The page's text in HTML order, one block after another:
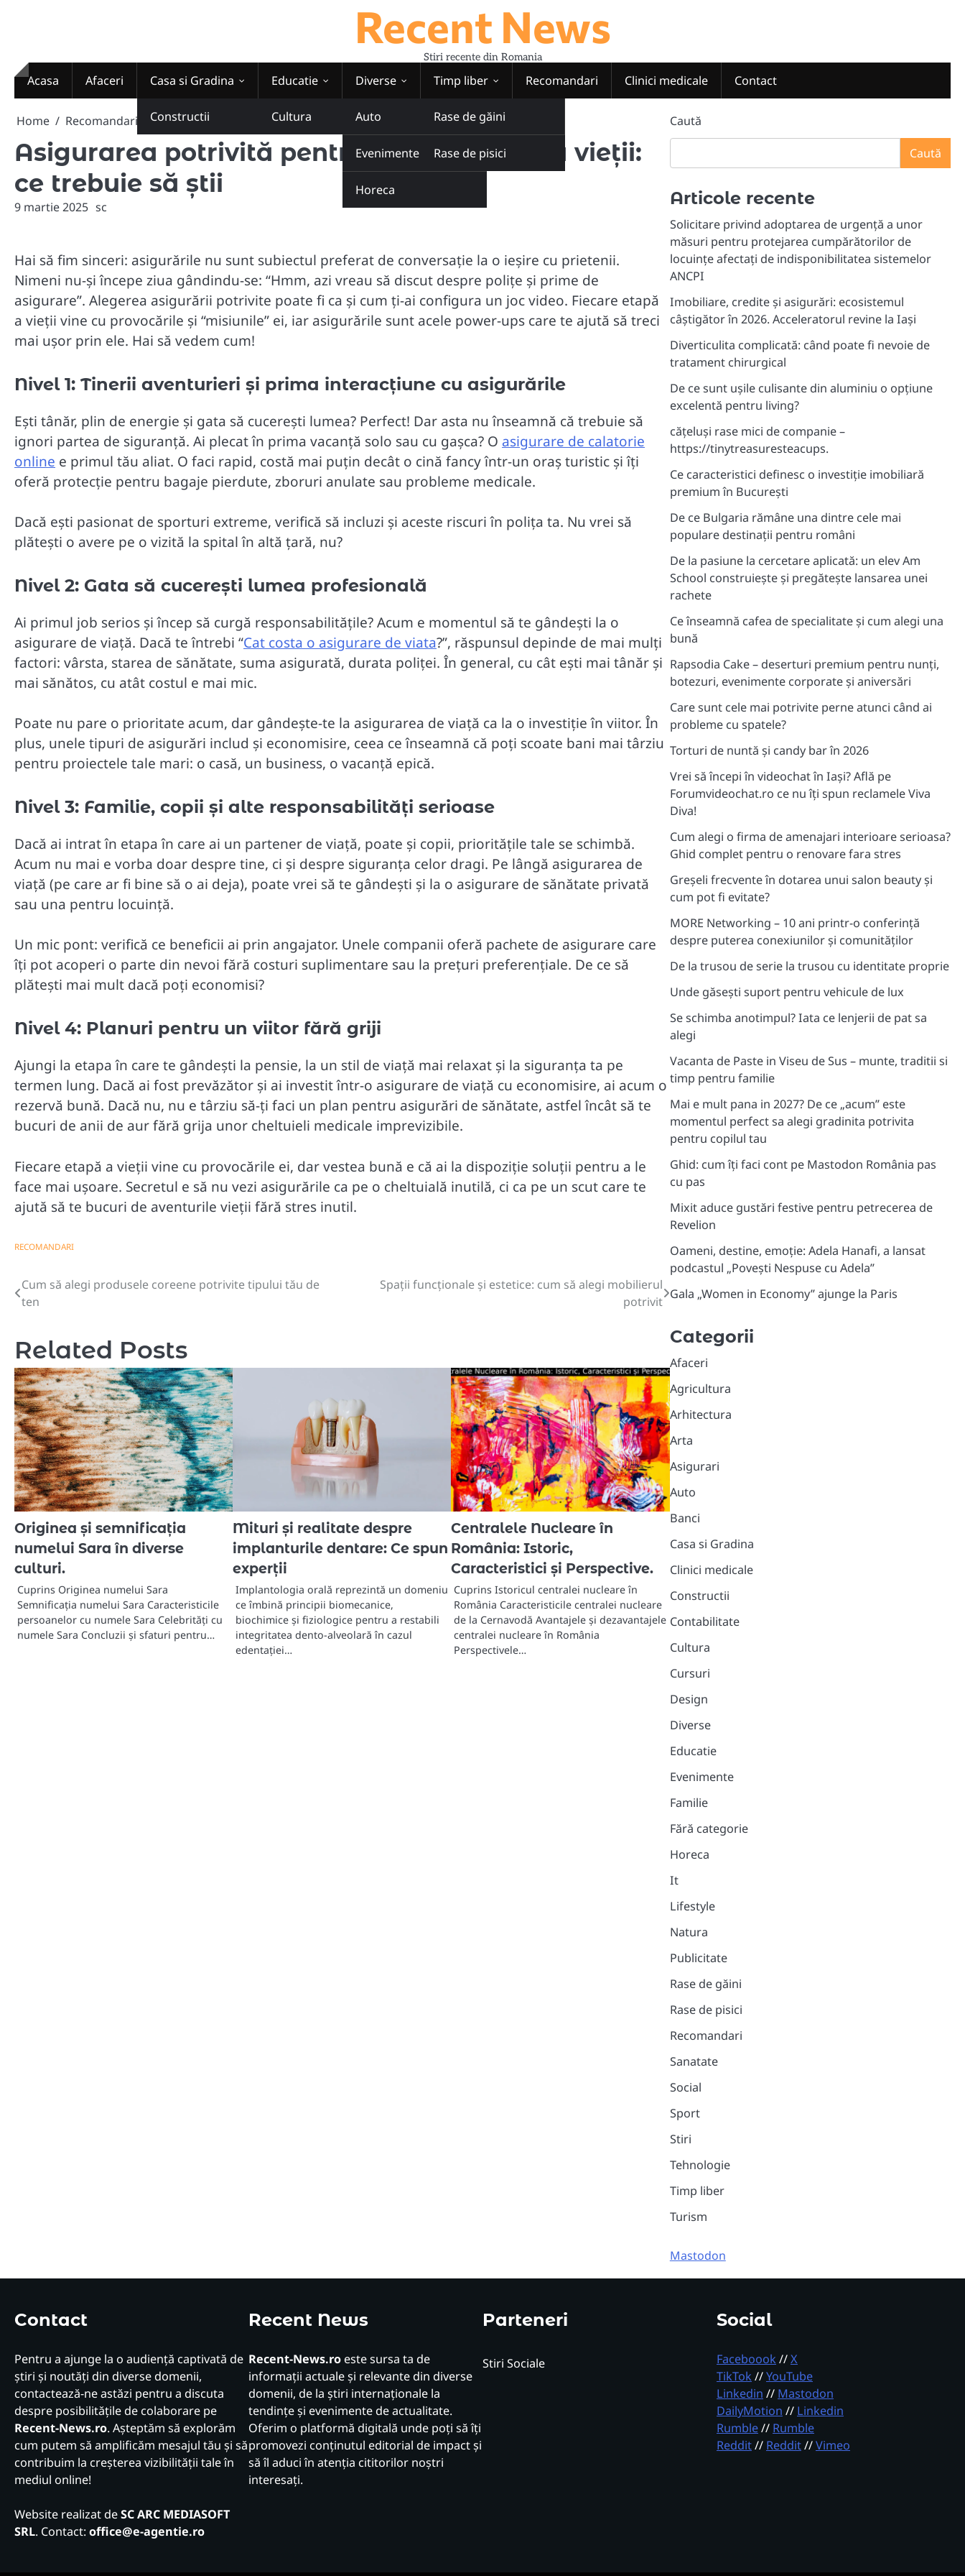
Recent News
Stiri recente din Romania
Acasa Afaceri Casa si Gradina
Constructii
Educatie
Cultura
Diverse
Auto
Evenimente
Horeca
Timp liber
Rase de găini
Rase de pisici
Recomandari Clinici medicale Contact
Home Recomandari Asigurarea potrivită pentru fiecare etapă a vieții: ce trebuie să știi
Asigurarea potrivită pentru fiecare etapă a vieții:
ce trebuie să știi
9 martie 2025 sc
Hai să fim sinceri: asigurările nu sunt subiectul preferat de conversație la o ieșire cu prietenii.
Nimeni nu-și începe ziua gândindu-se: “Hmm, azi vreau să discut despre polițe și prime de
asigurare”. Alegerea asigurării potrivite poate fi ca și cum ți-ai configura un joc video. Fiecare etapă
a vieții vine cu provocările și “misiunile” ei, iar asigurările sunt acele power-ups care te ajută să treci
mai ușor prin ele. Hai să vedem cum!
Nivel 1: Tinerii aventurieri și prima interacțiune cu asigurările
Ești tânăr, plin de energie și gata să cucerești lumea? Perfect! Dar asta nu înseamnă că trebuie să
ignori partea de siguranță. Ai plecat în prima vacanță solo sau cu gașca? O asigurare de calatorie
online e primul tău aliat. O faci rapid, costă mai puțin decât o cină fancy într-un oraș turistic și îți
oferă protecție pentru bagaje pierdute, zboruri anulate sau probleme medicale.
Dacă ești pasionat de sporturi extreme, verifică să incluzi și aceste riscuri în polița ta. Nu vrei să
plătești o avere pe o vizită la spital în altă țară, nu?
Nivel 2: Gata să cucerești lumea profesională
Ai primul job serios și încep să curgă responsabilitățile? Acum e momentul să te gândești la o
asigurare de viață. Dacă te întrebi “Cat costa o asigurare de viata?”, răspunsul depinde de mai mulți
factori: vârsta, starea de sănătate, suma asigurată, durata poliței. În general, cu cât ești mai tânăr și
mai sănătos, cu atât costul e mai mic.
Poate nu pare o prioritate acum, dar gândește-te la asigurarea de viață ca la o investiție în viitor. În
plus, unele tipuri de asigurări includ și economisire, ceea ce înseamnă că poți scoate bani mai târziu
pentru proiectele tale mari: o casă, un business, o vacanță epică.
Nivel 3: Familie, copii și alte responsabilități serioase
Dacă ai intrat în etapa în care ai un partener de viață, poate și copii, prioritățile tale se schimbă.
Acum nu mai e vorba doar despre tine, ci și despre siguranța celor dragi. Pe lângă asigurarea de
viață (pe care ar fi bine să o ai deja), poate vrei să te gândești și la o asigurare de sănătate privată
sau una pentru locuință.
Un mic pont: verifică ce beneficii ai prin angajator. Unele companii oferă pachete de asigurare care
îți pot acoperi o parte din nevoi fără costuri suplimentare sau la prețuri preferențiale. De ce să
plătești mai mult dacă poți economisi?
Nivel 4: Planuri pentru un viitor fără griji
Ajungi la etapa în care te gândești la pensie, la un stil de viață mai relaxat și la siguranța ta pe
termen lung. Dacă ai fost prevăzător și ai investit într-o asigurare de viață cu economisire, ai acum o
rezervă bună. Dacă nu, nu e târziu să-ți faci un plan pentru asigurări de sănătate, astfel încât să te
bucuri de anii de aur fără grija unor cheltuieli medicale imprevizibile.
Fiecare etapă a vieții vine cu provocările ei, dar vestea bună e că ai la dispoziție soluții pentru a le
face mai ușoare. Secretul e să nu vezi asigurările ca pe o cheltuială inutilă, ci ca pe un scut care te
ajută să te bucuri de aventurile vieții fără stres inutil.
RECOMANDARI
Navigare
articole
Cum să alegi produsele coreene potrivite tipului tău de
ten
Spații funcționale și estetice: cum să alegi mobilierul
potrivit
Related Posts
Originea și semnificația
numelui Sara în diverse
culturi.
Cuprins Originea numelui Sara
Semnificația numelui Sara Caracteristicile
persoanelor cu numele Sara Celebrități cu
numele Sara Concluzii și sfaturi pentru…
Mituri și realitate despre
implanturile dentare: Ce spun
experții
Implantologia orală reprezintă un domeniu
ce îmbină principii biomecanice,
biochimice și fiziologice pentru a restabili
integritatea dento-alveolară în cazul
edentației…
Centralele Nucleare în
România: Istoric,
Caracteristici și Perspective.
Cuprins Istoricul centralei nucleare în
România Caracteristicile centralei nucleare
de la Cernavodă Avantajele și dezavantajele
centralei nucleare în România
Perspectivele…
Caută
Caută
Articole recente
Solicitare privind adoptarea de urgență a unor
măsuri pentru protejarea cumpărătorilor de
locuințe afectați de indisponibilitatea sistemelor
ANCPI
Imobiliare, credite și asigurări: ecosistemul
câștigător în 2026. Acceleratorul revine la Iași
Diverticulita complicată: când poate fi nevoie de
tratament chirurgical
De ce sunt ușile culisante din aluminiu o opțiune
excelentă pentru living?
cățeluși rase mici de companie –
https://tinytreasuresteacups.
Ce caracteristici definesc o investiție imobiliară
premium în București
De ce Bulgaria rămâne una dintre cele mai
populare destinații pentru români
De la pasiune la cercetare aplicată: un elev Am
School construiește și pregătește lansarea unei
rachete
Ce înseamnă cafea de specialitate și cum alegi una
bună
Rapsodia Cake – deserturi premium pentru nunți,
botezuri, evenimente corporate și aniversări
Care sunt cele mai potrivite perne atunci când ai
probleme cu spatele?
Torturi de nuntă și candy bar în 2026
Vrei să începi în videochat în Iași? Află pe
Forumvideochat.ro ce nu îți spun reclamele Viva
Diva!
Cum alegi o firma de amenajari interioare serioasa?
Ghid complet pentru o renovare fara stres
Greșeli frecvente în dotarea unui salon beauty și
cum pot fi evitate?
MORE Networking – 10 ani printr-o conferință
despre puterea conexiunilor și comunităților
De la trusou de serie la trusou cu identitate proprie
Unde găsești suport pentru vehicule de lux
Se schimba anotimpul? Iata ce lenjerii de pat sa
alegi
Vacanta de Paste in Viseu de Sus – munte, traditii si
timp pentru familie
Mai e mult pana in 2027? De ce „acum” este
momentul perfect sa alegi gradinita potrivita
pentru copilul tau
Ghid: cum îți faci cont pe Mastodon România pas
cu pas
Mixit aduce gustări festive pentru petrecerea de
Revelion
Oameni, destine, emoție: Adela Hanafi, a lansat
podcastul „Povești Nespuse cu Adela”
Gala „Women in Economy” ajunge la Paris
Categorii
Afaceri
Agricultura
Arhitectura
Arta
Asigurari
Auto
Banci
Casa si Gradina
Clinici medicale
Constructii
Contabilitate
Cultura
Cursuri
Design
Diverse
Educatie
Evenimente
Familie
Fără categorie
Horeca
It
Lifestyle
Natura
Publicitate
Rase de găini
Rase de pisici
Recomandari
Sanatate
Social
Sport
Stiri
Tehnologie
Timp liber
Turism
Mastodon
Contact
Pentru a ajunge la o audiență captivată de
știri și noutăți din diverse domenii,
contactează-ne astăzi pentru a discuta
despre posibilitățile de colaborare pe
Recent-News.ro. Așteptăm să explorăm
cum putem să amplificăm mesajul tău și să
contribuim la creșterea vizibilității tale în
mediul online!
Website realizat deSC ARC MEDIASOFT
SRL. Contact:office@e-agentie.ro
Recent News
Recent-News.ro este sursa ta de
informații actuale și relevante din diverse
domenii, de la știri internaționale la
tendințe și evenimente de actualitate.
Oferim o platformă digitală unde poți să îți
promovezi conținutul editorial de impact și
să îl aduci în atenția cititorilor noștri
interesați.
Parteneri
Stiri Sociale
Social
Faceboook//X
TikTok//YouTube
Linkedin // Mastodon
DailyMotion // Linkedin
Rumble// Rumble
Reddit// Reddit//Vimeo